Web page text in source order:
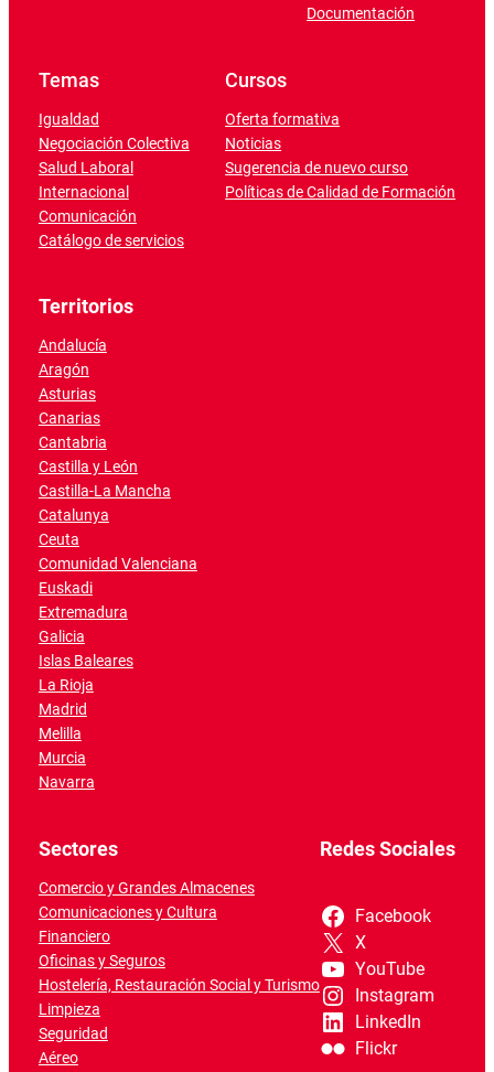
Documentación
Temas
Igualdad
Negociación Colectiva
Salud Laboral
Internacional
Comunicación
Catálogo de servicios
Cursos
Oferta formativa
Noticias
Sugerencia de nuevo curso
Políticas de Calidad de Formación
Territorios
Andalucía
Aragón
Asturias
Canarias
Cantabria
Castilla y León
Castilla-La Mancha
Catalunya
Ceuta
Comunidad Valenciana
Euskadi
Extremadura
Galicia
Islas Baleares
La Rioja
Madrid
Melilla
Murcia
Navarra
Sectores
Comercio y Grandes Almacenes
Comunicaciones y Cultura
Financiero
Oficinas y Seguros
Hostelería, Restauración Social y Turismo
Limpieza
Seguridad
Aéreo
Redes Sociales
Facebook
X
YouTube
Instagram
LinkedIn
Flickr